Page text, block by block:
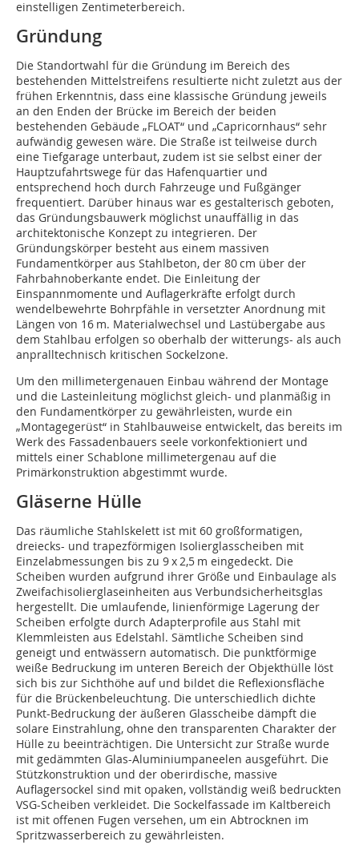
einstelligen Zentimeterbereich.
Gründung
Die Standortwahl für die Gründung im Bereich des
bestehenden Mittelstreifens resultierte nicht zuletzt aus der
frühen Erkenntnis, dass eine klassische Gründung jeweils
an den Enden der Brücke im Bereich der beiden
bestehenden Gebäude „FLOAT“ und „Capricornhaus“ sehr
aufwändig gewesen wäre. Die Straße ist teilweise durch
eine Tiefgarage unterbaut, zudem ist sie selbst einer der
Hauptzufahrtswege für das Hafenquartier und
entsprechend hoch durch Fahrzeuge und Fußgänger
frequentiert. Darüber hinaus war es gestalterisch geboten,
das Gründungsbauwerk möglichst unauffällig in das
architektonische Konzept zu integrieren. Der
Gründungskörper besteht aus einem massiven
Fundamentkörper aus Stahlbeton, der 80 cm über der
Fahrbahnoberkante endet. Die Einleitung der
Einspannmomente und Auflagerkräfte erfolgt durch
wendelbewehrte Bohrpfähle in versetzter Anordnung mit
Längen von 16 m. Materialwechsel und Lastübergabe aus
dem Stahlbau erfolgen so oberhalb der witterungs- als auch
anpralltechnisch kritischen Sockelzone.
Um den millimetergenauen Einbau während der Montage
und die Lasteinleitung möglichst gleich- und planmäßig in
den Fundamentkörper zu gewährleisten, wurde ein
„Montagegerüst“ in Stahlbauweise entwickelt, das bereits im
Werk des Fassadenbauers seele vorkonfektioniert und
mittels einer Schablone millimetergenau auf die
Primärkonstruktion abgestimmt wurde.
Gläserne Hülle
Das räumliche Stahlskelett ist mit 60 großformatigen,
dreiecks- und trapezförmigen Isolierglasscheiben mit
Einzelabmessungen bis zu 9 x 2,5 m eingedeckt. Die
Scheiben wurden aufgrund ihrer Größe und Einbaulage als
Zweifachisolierglaseinheiten aus Verbundsicherheitsglas
hergestellt. Die umlaufende, linienförmige Lagerung der
Scheiben erfolgte durch Adapterprofile aus Stahl mit
Klemmleisten aus Edelstahl. Sämtliche Scheiben sind
geneigt und entwässern automatisch. Die punktförmige
weiße Bedruckung im unteren Bereich der Objekthülle löst
sich bis zur Sichthöhe auf und bildet die Reflexionsfläche
für die Brückenbeleuchtung. Die unterschiedlich dichte
Punkt-Bedruckung der äußeren Glasscheibe dämpft die
solare Einstrahlung, ohne den transparenten Charakter der
Hülle zu beeinträchtigen. Die Untersicht zur Straße wurde
mit gedämmten Glas-Aluminiumpaneelen ausgeführt. Die
Stützkonstruktion und der oberirdische, massive
Auflagersockel sind mit opaken, vollständig weiß ­bedruckten
VSG-Scheiben verkleidet. Die Sockelfassade im Kaltbereich
ist mit offenen Fugen versehen, um ein Abtrocknen im
Spritzwasserbereich zu gewährleisten.